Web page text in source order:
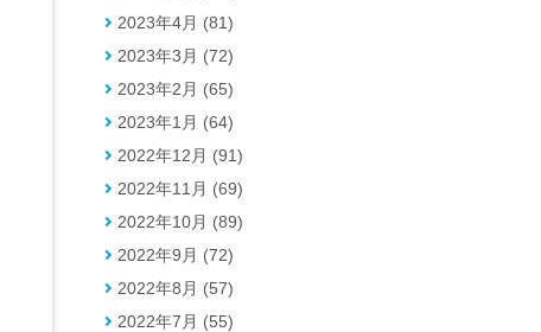
2023年4月 (81)
2023年3月 (72)
2023年2月 (65)
2023年1月 (64)
2022年12月 (91)
2022年11月 (69)
2022年10月 (89)
2022年9月 (72)
2022年8月 (57)
2022年7月 (55)